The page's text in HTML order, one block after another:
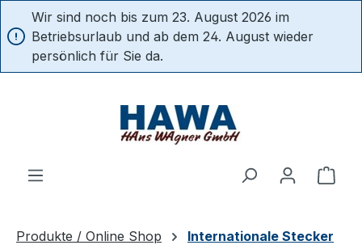
springen
Wir sind noch bis zum 23. August 2026 im
Betriebsurlaub und ab dem 24. August wieder
persönlich für Sie da.
Produkte / Online Shop Internationale Stecker